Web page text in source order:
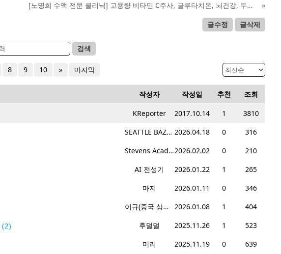
[노명희 수액 전문 클리닉] 고용량 비타민 C주사, 글루타치온, 뇌건강, 두통개선, 면역력증진, 코로나 예방 »
글수정 글삭제
검색
8 9 10 » 마지막
작성자 작성일 추천 조회
KReporter 2017.10.14 1
3810
SEATTLE BAZART 2026.04.18 0
316
Stevens Academy2026.02.02 0
210
AI 전성기 2026.01.22 1
265
마지 2026.01.11 0
346
이규(중국 상하이 거주자) 2026.01.08 1
404
(2) 후덜덜 2025.11.26 1
523
미리 2025.11.19 0
639